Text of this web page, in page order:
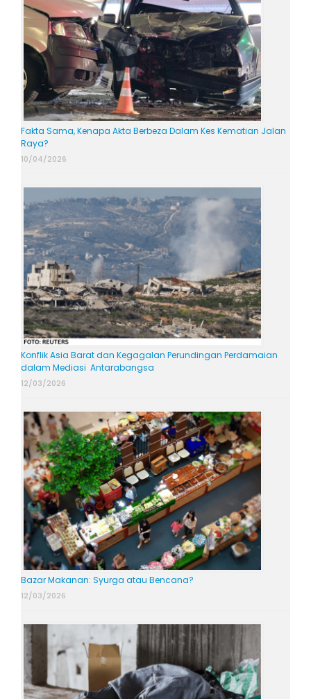
Fakta Sama, Kenapa Akta Berbeza Dalam Kes Kematian Jalan
Raya?
10/04/2026
Konflik Asia Barat dan Kegagalan Perundingan Perdamaian
dalam Mediasi Antarabangsa
12/03/2026
Bazar Makanan: Syurga atau Bencana?
12/03/2026